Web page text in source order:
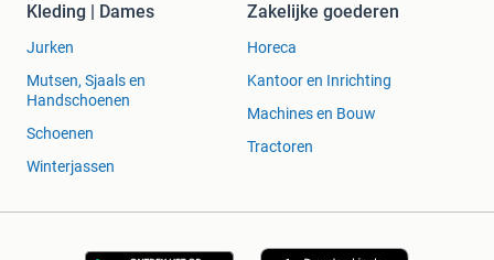
Kleding | Dames
Jurken
Mutsen, Sjaals en
Handschoenen
Schoenen
Winterjassen
Zakelijke goederen
Horeca
Kantoor en Inrichting
Machines en Bouw
Tractoren